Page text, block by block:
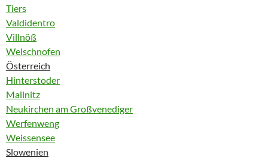
Tiers
Valdidentro
Villnöß
Welschnofen
Österreich
Hinterstoder
Mallnitz
Neukirchen am Großvenediger
Werfenweng
Weissensee
Slowenien